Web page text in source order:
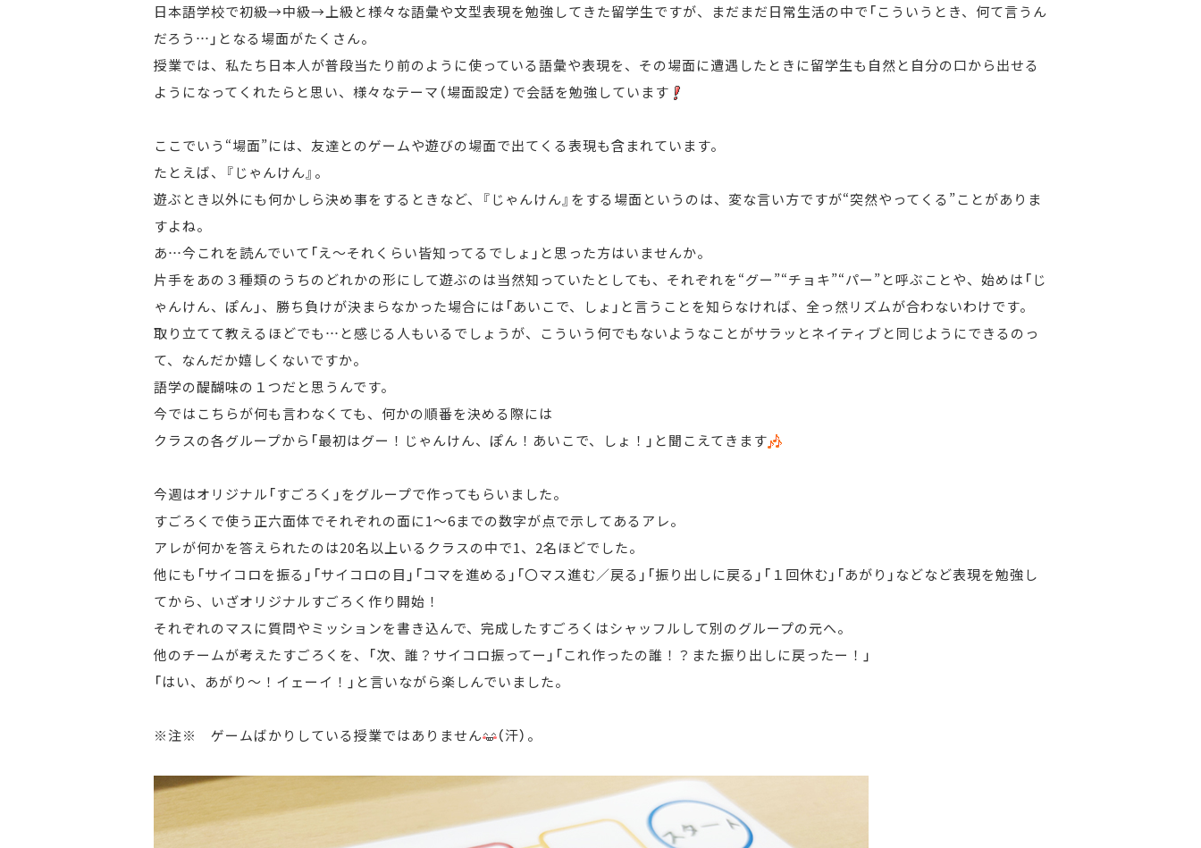
日本語学校で初級→中級→上級と様々な語彙や文型表現を勉強してきた留学生ですが、
まだまだ日常生活の中で「こういうとき、何て言うん
だろう…」となる場面がたくさん。
授業では、私たち日本人が普段当たり前のように使っている語彙や表現を、 その場面に遭遇したときに留学生も自然と自分の口から出せる
ようになってくれたらと思い、 様々なテーマ（場面設定）で会話を勉強しています
ここでいう“場面”には、友達とのゲームや遊びの場面で出てくる表現も含まれています。
たとえば、『じゃんけん』。
遊ぶとき以外にも何かしら決め事をするときなど、『じゃんけん』をする場面というのは、 変な言い方ですが“突然やってくる”ことがありま
すよね。
あ…今これを読んでいて「え～それくらい皆知ってるでしょ」と思った方はいませんか。
片手をあの３種類のうちのどれかの形にして遊ぶのは当然知っていたとしても、 それぞれを“グー”“チョキ”“パー”と呼ぶことや、始めは「じ
ゃんけん、ぽん」、 勝ち負けが決まらなかった場合には「あいこで、しょ」と言うことを知らなければ、全っ然リズムが合わないわけです。
取り立てて教えるほどでも…と感じる人もいるでしょうが、 こういう何でもないようなことがサラッとネイティブと同じようにできるのっ
て、なんだか嬉しくないですか。
語学の醍醐味の１つだと思うんです。
今ではこちらが何も言わなくても、何かの順番を決める際には
クラスの各グループから「最初はグー！じゃんけん、ぽん！あいこで、しょ！」と聞こえてきます
今週はオリジナル「すごろく」をグループで作ってもらいました。
すごろくで使う正六面体でそれぞれの面に1～6までの数字が点で示してあるアレ。
アレが何かを答えられたのは20名以上いるクラスの中で1、2名ほどでした。
他にも「サイコロを振る」「サイコロの目」「コマを進める」「〇マス進む／戻る」 「振り出しに戻る」「１回休む」「あがり」などなど表現を勉強し
てから、いざオリジナルすごろく作り開始！
それぞれのマスに質問やミッションを書き込んで、完成したすごろくはシャッフルして別のグループの元へ。
他のチームが考えたすごろくを、「次、誰？サイコロ振ってー」「これ作ったの誰！？また振り出しに戻ったー！」
「はい、あがり～！イェーイ！」と言いながら楽しんでいました。
※注※ ゲームばかりしている授業ではありません （汗）。